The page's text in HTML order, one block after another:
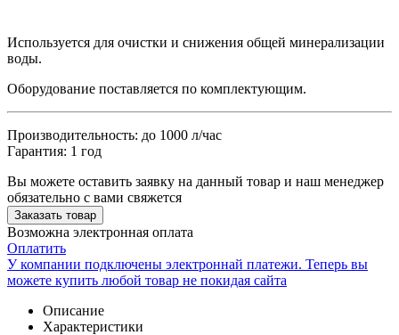
Используется для очистки и снижения общей минерализации
воды.
Оборудование поставляется по комплектующим.
Производительность: до 1000 л/час
Гарантия: 1 год
Вы можете оставить заявку на данный товар и наш менеджер
обязательно с вами свяжется
Заказать товар
Возможна электронная оплата
Оплатить
У компании подключены электроннай платежи. Теперь вы
можете купить любой товар не покидая сайта
Описание
Характеристики